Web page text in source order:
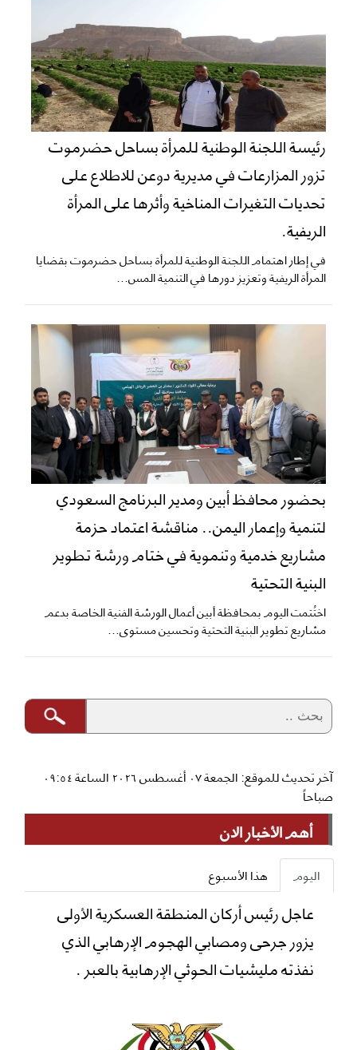
رئيسة اللجنة الوطنية للمرأة بساحل حضرموت
تزور المزارعات في مديرية دوعن للاطلاع على
تحديات التغيرات المناخية وأثرها على المرأة
الريفية.
في إطار اهتمام اللجنة الوطنية للمرأة بساحل حضرموت بقضايا
المرأة الريفية وتعزيز دورها في التنمية المس...
بحضور محافظ أبين ومدير البرنامج السعودي
لتنمية وإعمار اليمن.. مناقشة اعتماد حزمة
مشاريع خدمية وتنموية في ختام ورشة تطوير
البنية التحتية
اختُتمت اليوم بمحافظة أبين أعمال الورشة الفنية الخاصة بدعم
مشاريع تطوير البنية التحتية وتحسين مستوى...
آخر تحديث للموقع: الجمعة ٠٧ أغسطس ٢٠٢٦ الساعة ٠٩:٥٤
صباحاً
أهم الأخبار الان
اليوم هذا الأسبوع
عاجل رئيس أركان المنطقة العسكرية الأولى
يزور جرحى ومصابي الهجوم الإرهابي الذي
نفذته مليشيات الحوثي الإرهابية بالعبر .